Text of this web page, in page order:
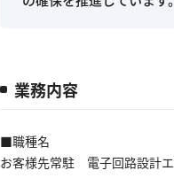
業務内容
■職種名
お客様先常駐 電子回路設計